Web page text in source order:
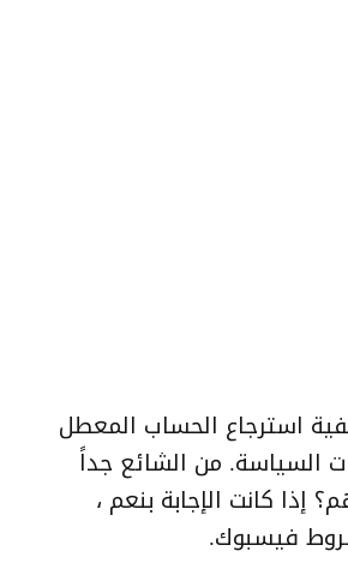
استرجاع الحساب المعطل
السياسة. من الشائع جداً
كانت الإجابة بنعم ،
فيسبوك.